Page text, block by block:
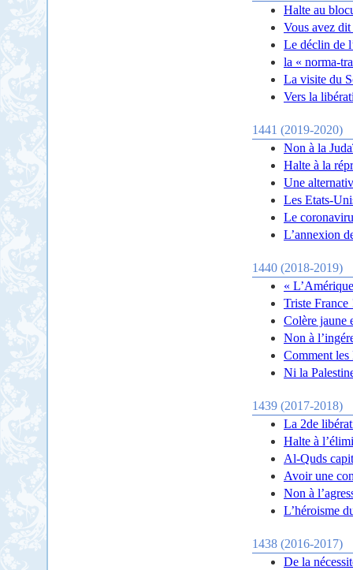
Halte au
Vous avez
Le déclin de
la « norma-
La visite du
Vers la
1441 (2019-2020)
Non à la
Halte à la
Une
Les Etats-
Le
L’annexion
1440 (2018-2019)
«
Triste France
Colère jaune
Non à
Comment
Ni la
1439 (2017-2018)
La 2de
Halte à
Al-Quds
Avoir une
Non à
L’héroisme
1438 (2016-2017)
De la